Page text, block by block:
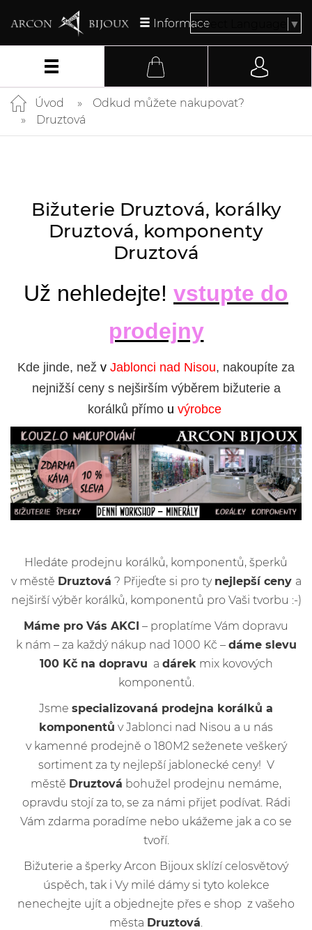
InformaceSelect Language ▼
Úvod
Odkud můžete nakupovat?
Druztová
Bižuterie Druztová, korálky
Druztová, komponenty
Druztová
Už nehledejte! vstupte do
prodejny
Kde jinde, než v Jablonci nad Nisou, nakoupíte za
nejnižší ceny s nejširším výběrem bižuterie a
korálků přímo u výrobce
Hledáte prodejnu korálků, komponentů, šperků
v městě Druztová ? Přijeďte si pro ty nejlepší ceny a
nejširší výběr korálků, komponentů pro Vaši tvorbu :-)
Máme pro Vás AKCI – proplatíme Vám dopravu
k nám – za každý nákup nad 1000 Kč – dáme slevu
100 Kč na dopravu a dárek mix kovových
komponentů.
Jsme specializovaná prodejna korálků a
komponentů v Jablonci nad Nisou a u nás
v kamenné prodejně o 180M2 seženete veškerý
sortiment za ty nejlepší jablonecké ceny! V
městě Druztová bohužel prodejnu nemáme,
opravdu stojí za to, se za námi přijet podívat. Rádi
Vám zdarma poradíme nebo ukážeme jak a co se
tvoří.
Bižuterie a šperky Arcon Bijoux sklízí celosvětový
úspěch, tak i Vy milé dámy si tyto kolekce
nenechejte ujít a objednejte přes e shop z vašeho
města Druztová